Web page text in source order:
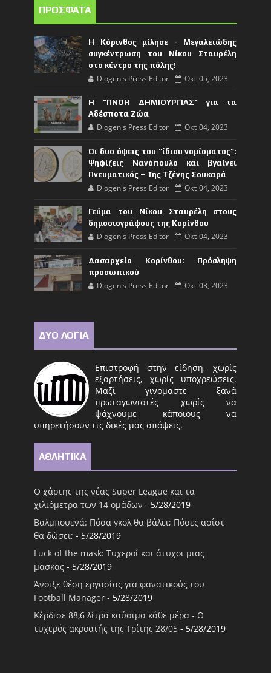
ΠΡΟΣΦΑΤΑ
Η Κόρινθος μίλησε - Μεγαλειώδης
συγκέντρωση του Νίκου Σταυρέλη
στο κέντρο της πόλης!
Diogenis Press Editor Οκτ 05, 2023
Η "ΠΝΟΗ ΔΗΜΙΟΥΡΓΙΑΣ" για τα
Αδέσποτα Ζώα
Diogenis Press Editor Οκτ 04, 2023
Οι δυο όψεις του “ίδιου νομίσματος”:
Ψηφίζεις Νανόπουλο και βγαίνει
Πνευματικός – Της Τζένης Σουκαρά
Diogenis Press Editor Οκτ 04, 2023
Γεύμα του Νίκου Σταυρέλη στους
δημοσιογράφους της Κορίνθου
Diogenis Press Editor Οκτ 04, 2023
Δασαρχείο Κορίνθου: Πρόσληψη
προσωπικού
Diogenis Press Editor Οκτ 03, 2023
ΔΥΟ ΛΟΓΙΑ
Επιστροφή στην είδηση, χωρίς
εξαρτήσεις, χωρίς υποχρεώσεις.
Μαζί γινόμαστε ξανά
πρωταγωνιστές χωρίς να
ψάχνουμε κάποιους να
υπηρετήσουν τις δικές μας απόψεις.
ΑΘΛΗΤΙΚΑ
Ο χάρτης της νέας Super League και τα
χιλιόμετρα των 14 ομάδων - 5/28/2019
Βαλμπουενά: Πόσα γκολ θα βάλει; Πόσες ασίστ
θα δώσει; - 5/28/2019
Luck of the mask: Τυχεροί και άτυχοι μιας
μάσκας - 5/28/2019
Άνοιξε θέση εργασίας για φανατικούς του
Football Μanager - 5/28/2019
Κέρδισε 88,6 λίτρα καύσιμα κάθε μέρα - Ο
τυχερός ακροατής της Τρίτης 28/05 - 5/28/2019